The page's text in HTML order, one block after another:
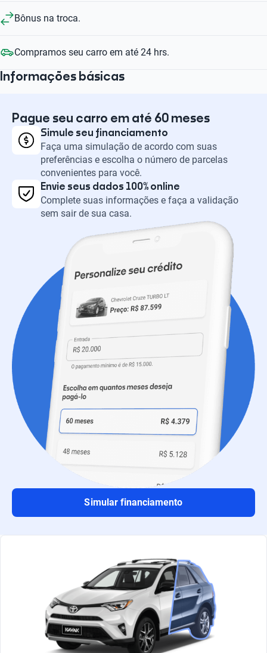
Bônus na troca.
Compramos seu carro em até 24 hrs.
Informações básicas
Pague seu carro em até 60 meses
Simule seu financiamento
Faça uma simulação de acordo com suas
preferências e escolha o número de parcelas
convenientes para você.
Envie seus dados 100% online
Complete suas informações e faça a validação
sem sair de sua casa.
Simular financiamento